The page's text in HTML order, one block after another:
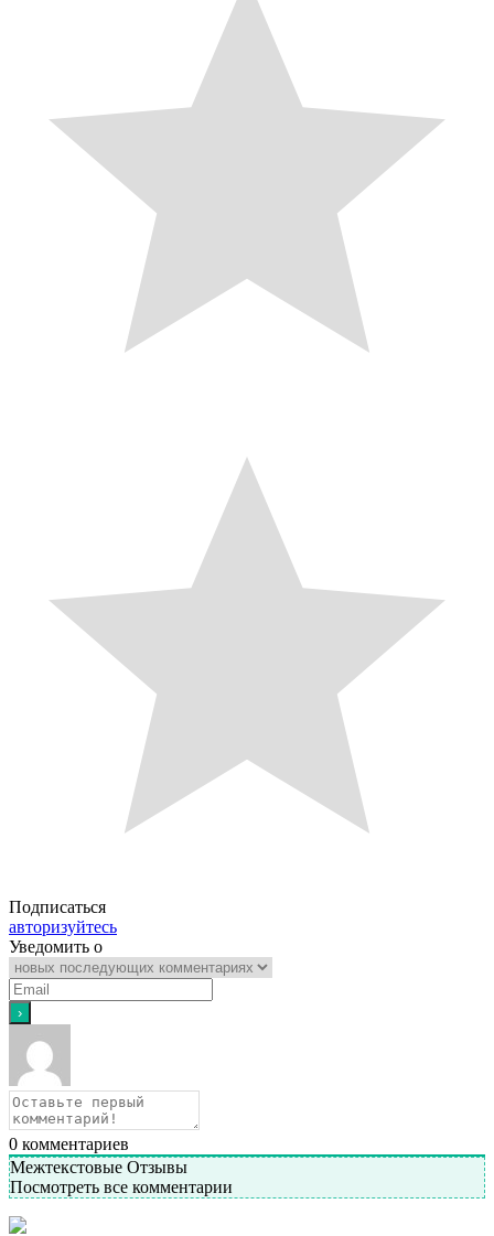
Подписаться
авторизуйтесь
Уведомить о
0 комментариев
Межтекстовые Отзывы
Посмотреть все комментарии